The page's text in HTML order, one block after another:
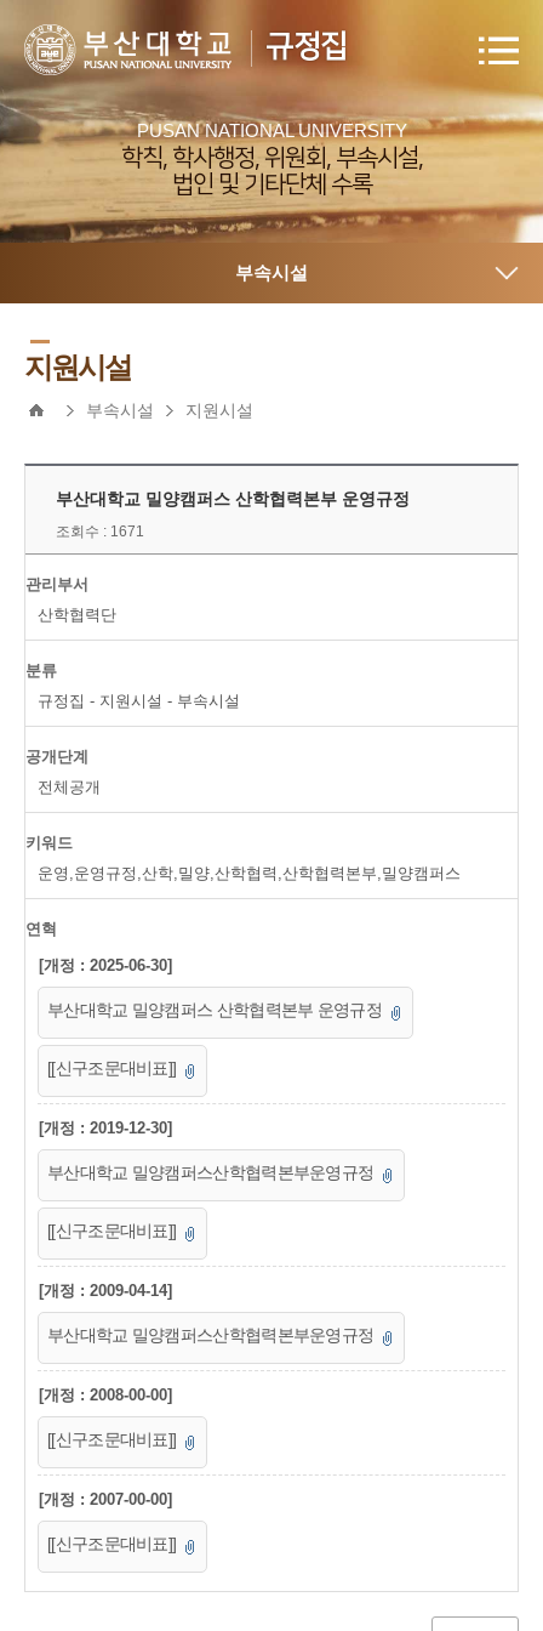
규정집
PUSAN NATIONAL UNIVERSITY
학칙, 학사행정, 위원회, 부속시설,
법인 및 기타단체 수록
부속시설
지원시설
부속시설 지원시설
부산대학교 밀양캠퍼스 산학협력본부 운영규정
조회수 : 1671
관리부서
산학협력단
분류
규정집 - 지원시설 - 부속시설
공개단계
전체공개
키워드
운영,운영규정,산학,밀양,산학협력,산학협력본부,밀양캠퍼스
연혁
[개정 : 2025-06-30]
부산대학교 밀양캠퍼스 산학협력본부 운영규정
[[신구조문대비표]]
[개정 : 2019-12-30]
부산대학교 밀양캠퍼스산학협력본부운영규정
[[신구조문대비표]]
[개정 : 2009-04-14]
부산대학교 밀양캠퍼스산학협력본부운영규정
[개정 : 2008-00-00]
[[신구조문대비표]]
[개정 : 2007-00-00]
[[신구조문대비표]]